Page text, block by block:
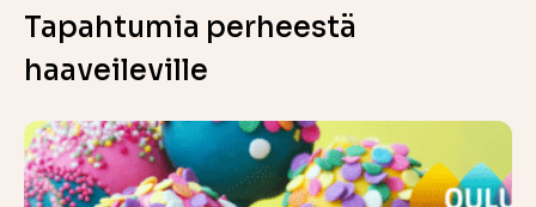
Tapahtumia perheestä
haaveileville